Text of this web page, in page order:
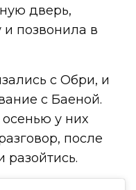
дверь,
позвонила в
с Обри, и
с Баеной.
у них
после
разойтись.